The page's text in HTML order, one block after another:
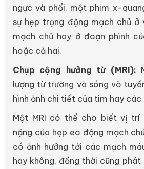
ngực và phổi. một phim x-
sự hẹp trọng động mạch chủ
mạch chủ hay ở đoạn phình
hoặc cả hai.
Chụp cộng hưởng từ (MRI):
lượng từ trường và sóng vô
hình ảnh chi tiết của tim hay các
Một MRI có thể cho biết vị trí
nặng của hẹp eo động mạch
có ảnh hưởng tới các mạch
hay không, đồng thời cũng phát